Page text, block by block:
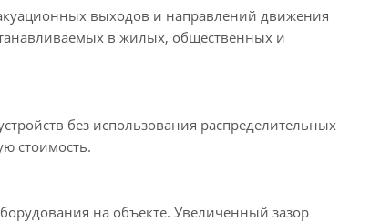
выходов и направлений движения
в жилых, общественных и
без использования распределительных
стоимость.
на объекте. Увеличенный зазор